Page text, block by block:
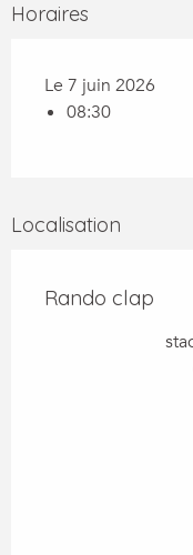
Horaires
Le 7 juin 2026
08:30
Localisation
Rando clap